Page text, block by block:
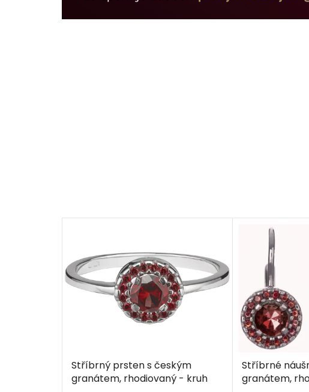
Stříbrný prsten s českým
granátem, rhodiovaný - kruh
Stříbrné
granátem,